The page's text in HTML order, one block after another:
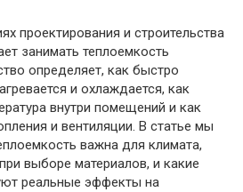
проектирования и строительства
занимать теплоемкость
определяет, как быстро
и охлаждается, как
внутри помещений и как
и вентиляции. В статье мы
важна для климата,
выборе материалов, и какие
реальные эффекты на